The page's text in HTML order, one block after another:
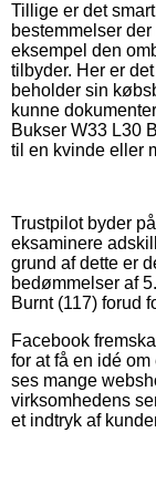
Tillige er det
bestemmelser
eksempel den
tilbyder. Her er
beholder sin
kunne
Bukser W33 L30
til en kvinde eller
Trustpilot byder
eksaminere
grund af dette er
bedømmelser af
Burnt (117) forud
Facebook
for at få en idé
ses mange
virksomhedens
et indtryk af